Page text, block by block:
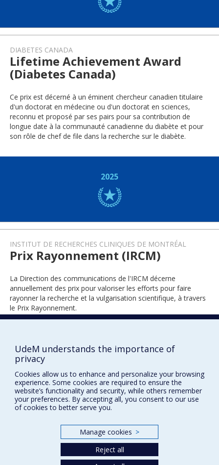
DIABETES CANADA
Lifetime Achievement Award
(Diabetes Canada)
Ce prix est décerné à un éminent chercheur canadien titulaire
d'un doctorat en médecine ou d'un doctorat en sciences,
reconnu et proposé par ses pairs pour sa contribution de
longue date à la communauté canadienne du diabète et pour
son rôle de chef de file dans la recherche sur le diabète.
2025
INSTITUT DE RECHERCHES CLINIQUES DE MONTRÉAL
Prix Rayonnement (IRCM)
La Direction des communications de l'IRCM décerne
annuellement des prix pour valoriser les efforts pour faire
rayonner la recherche et la vulgarisation scientifique, à travers
le Prix Rayonnement.
2023
Prix et distinctions
Accessibilité
UdeM understands the importance of
privacy
Cookies allow us to enhance and personalize your browsing
experience. Some cookies are required to ensure the
website’s functionality and security, while others remember
your preferences. By accepting all, you consent to our use
of cookies to better serve you.
Manage cookies >
Reject all